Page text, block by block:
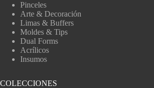
Pinceles
Arte & Decoración
Limas & Buffers
Moldes & Tips
Dual Forms
Acrílicos
Insumos
COLECCIONES